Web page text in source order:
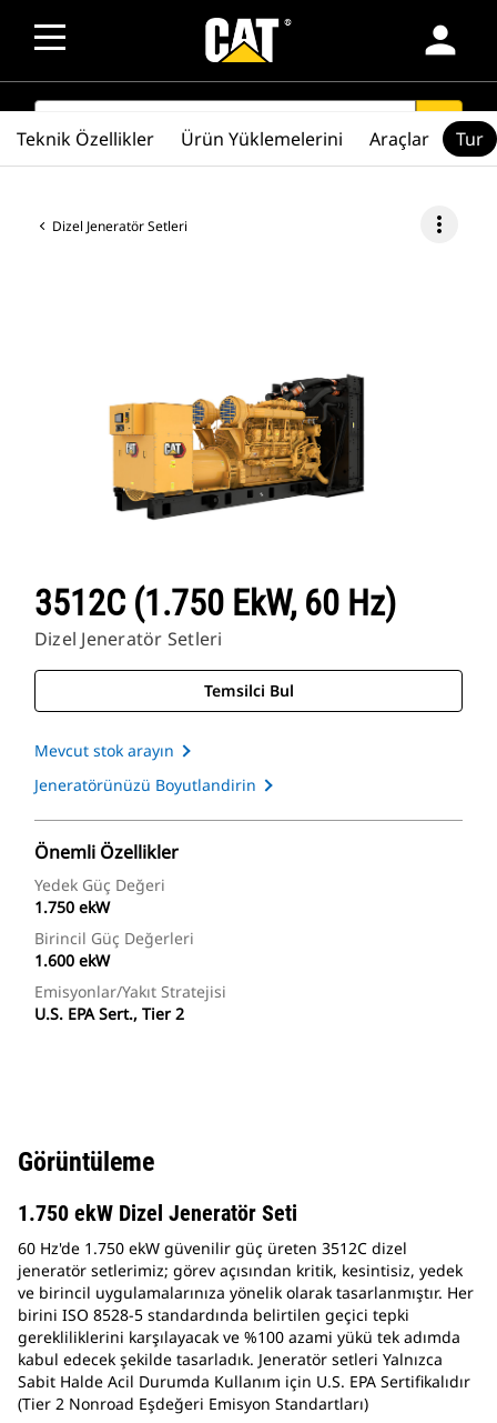
person
SEARCH search
Dizel Jeneratör Setleri more_vert
3512C (1.750 EkW, 60 Hz)
Dizel Jeneratör Setleri
Temsilci Bul
Mevcut stok arayın
Jeneratörünüzü Boyutlandirin
Önemli Özellikler
Yedek Güç Değeri
1.750 ekW
Birincil Güç Değerleri
1.600 ekW
Emisyonlar/Yakıt Stratejisi
U.S. EPA Sert., Tier 2
Teknik Özellikler Ürün Yüklemelerini Araçlar Tur
Görüntüleme
1.750 ekW Dizel Jeneratör Seti
60 Hz'de 1.750 ekW güvenilir güç üreten 3512C dizel
jeneratör setlerimiz; görev açısından kritik, kesintisiz, yedek
ve birincil uygulamalarınıza yönelik olarak tasarlanmıştır. Her
birini ISO 8528-5 standardında belirtilen geçici tepki
gerekliliklerini karşılayacak ve %100 azami yükü tek adımda
kabul edecek şekilde tasarladık. Jeneratör setleri Yalnızca
Sabit Halde Acil Durumda Kullanım için U.S. EPA Sertifikalıdır
(Tier 2 Nonroad Eşdeğeri Emisyon Standartları)